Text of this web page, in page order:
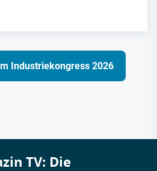
Industriekongress 2026
TV: Die